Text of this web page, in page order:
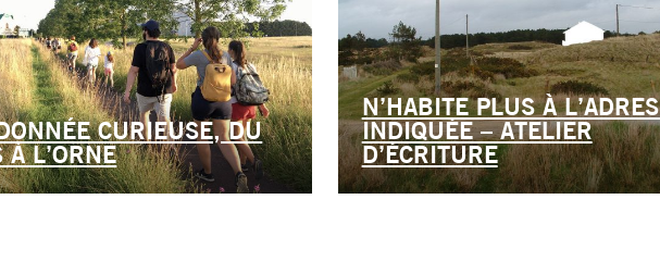
CURIEUSE, DU
À L’ORNE
N’HABITE PLUS À
INDIQUÉE – ATELIER
D’ÉCRITURE